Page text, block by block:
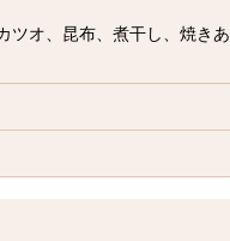
ツオ、昆布、煮干し、焼きあ